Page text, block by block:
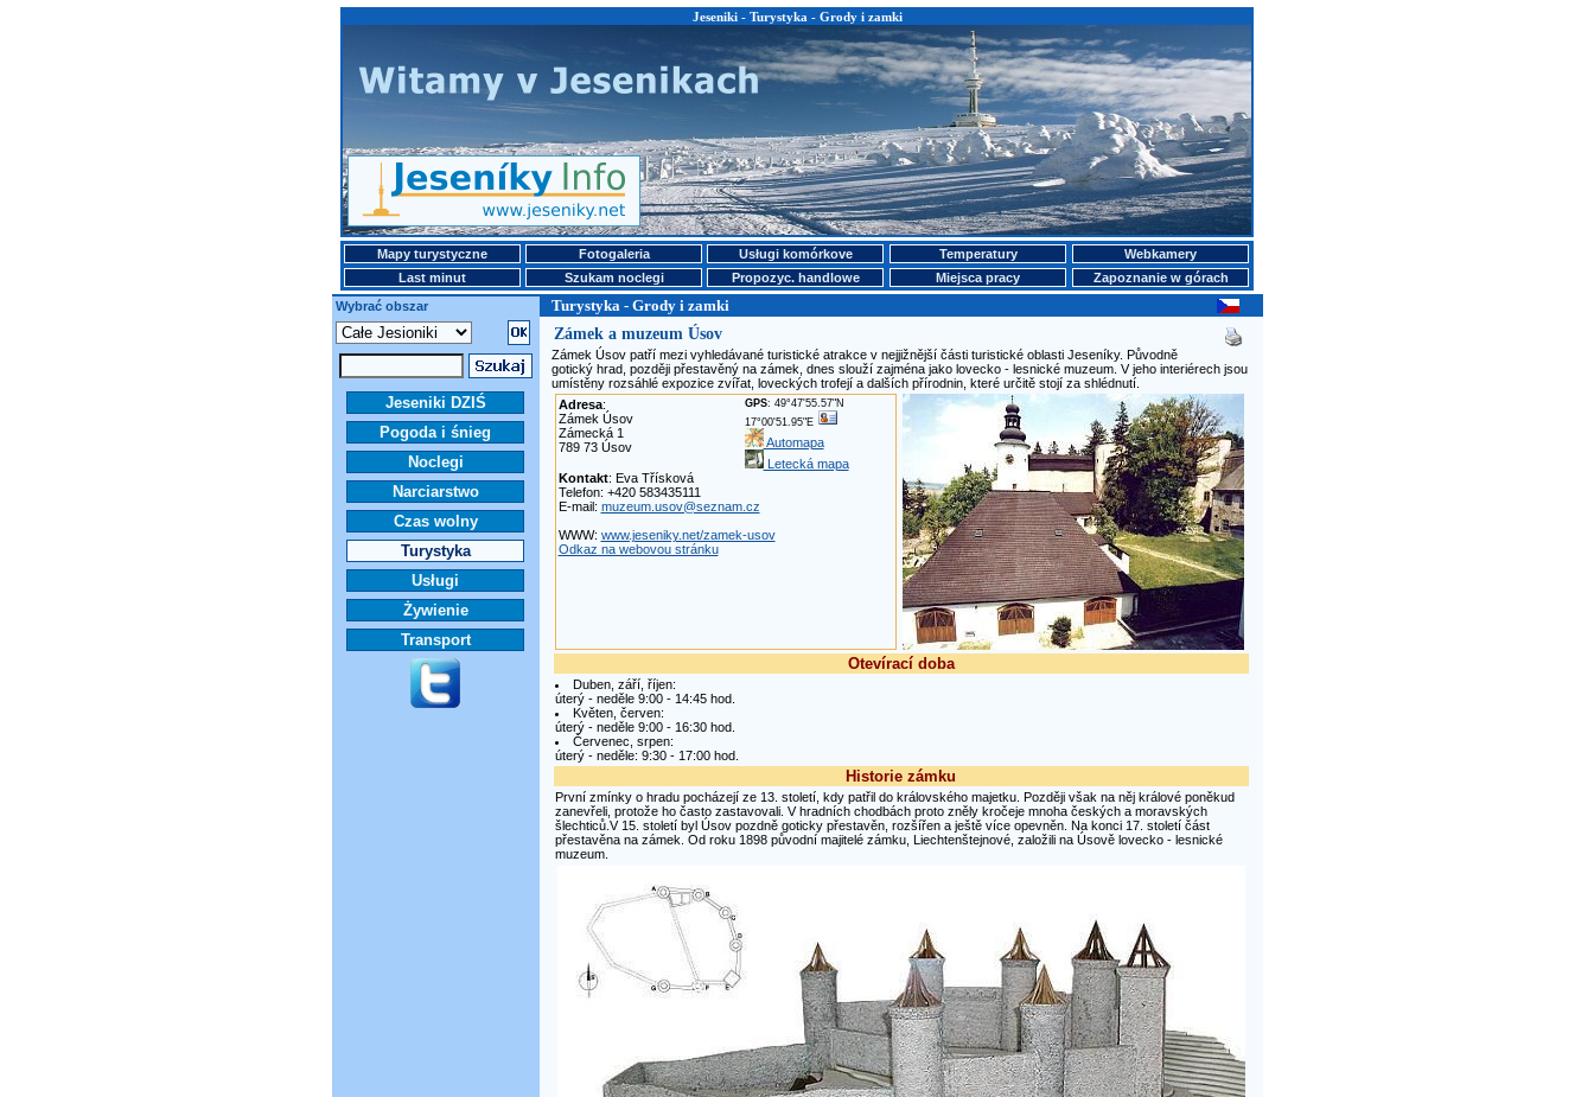
Jeseniki - Turystyka - Grody i zamki
Mapy turystyczne Fotogaleria Usługi komórkove Temperatury
Webkamery
Last minut
Szukam noclegi Propozyc. handlowe Miejsca pracy
Zapoznanie w górach
Wybrać obszar
Turystyka - Grody i zamki
Jeseniki DZIŚ
Pogoda i śnieg
Noclegi
Narciarstwo
Czas wolny
Turystyka
Usługi
Żywienie
Transport
Zámek a muzeum Úsov
Zámek Úsov patří mezi vyhledávané turistické atrakce v nejjižnější části turistické oblasti Jeseníky. Původně
gotický hrad, později přestavěný na zámek, dnes slouží zajména jako lovecko - lesnické muzeum. V jeho interiérech jsou
umístěny rozsáhlé expozice zvířat, loveckých trofejí a dalších přírodnin, které určitě stojí za shlédnutí.
Adresa:
Zámek Úsov
Zámecká 1
789 73 Úsov
GPS: 49°47'55.57"N
17°00'51.95"E
Automapa
Letecká mapa
Kontakt: Eva Třísková
Telefon: +420 583435111
E-mail: muzeum.usov@seznam.cz
WWW: www.jeseniky.net/zamek-usov
Odkaz na webovou stránku
Otevírací doba
Duben, září, říjen:
úterý - neděle 9:00 - 14:45 hod.
Květen, červen:
úterý - neděle 9:00 - 16:30 hod.
Červenec, srpen:
úterý - neděle: 9:30 - 17:00 hod.
Historie zámku
První zmínky o hradu pocházejí ze 13. století, kdy patřil do královského majetku. Později však na něj králové poněkud
zanevřeli, protože ho často zastavovali. V hradních chodbách proto zněly kročeje mnoha českých a moravských
šlechticů.V 15. století byl Úsov pozdně goticky přestavěn, rozšířen a ještě více opevněn. Na konci 17. století část
přestavěna na zámek. Od roku 1898 původní majitelé zámku, Liechtenštejnové, založili na Úsově lovecko - lesnické
muzeum.